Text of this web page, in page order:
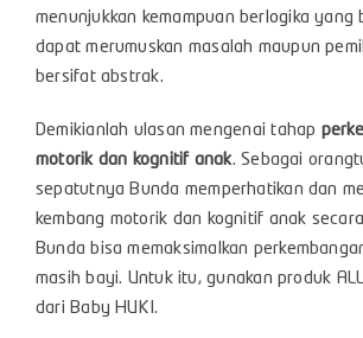
menunjukkan kemampuan berlogika yang
dapat merumuskan masalah maupun
bersifat abstrak.
Demikianlah ulasan mengenai tahap
motorik dan kognitif anak. Sebagai
sepatutnya Bunda memperhatikan dan
kembang motorik dan kognitif anak
Bunda bisa memaksimalkan
masih bayi. Untuk itu, gunakan produk
dari Baby HUKI.